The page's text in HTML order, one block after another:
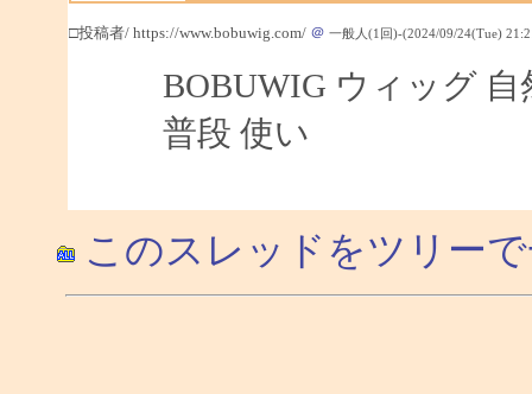
□投稿者/ https://www.bobuwig.com/ ＠ 一般人(1回)-(2024/09/24(Tue)
BOBUWIG ウィッグ
普段 使い
このスレッドをツリー